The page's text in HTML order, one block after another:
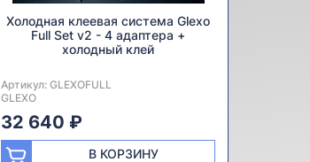
Холодная клеевая система Glexo
Full Set v2 - 4 адаптера +
холодный клей
Артикул: GLEXOFULL
Производитель:
GLEXO
32 640 ₽
В КОРЗИНУ